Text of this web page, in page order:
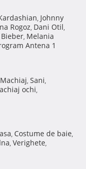
, Johnny
Rogoz, Dani Otil,
, Melania
Antena 1
Machiaj, Sani,
ochi,
, Costume de baie,
, Verighete,